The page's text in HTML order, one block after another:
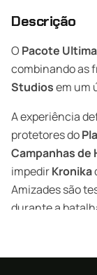
Descrição
O Pacote
combinando as
Studiosem um
A experiência
protetores do
Campanhas de
impedirKronika
Amizades são
durante a